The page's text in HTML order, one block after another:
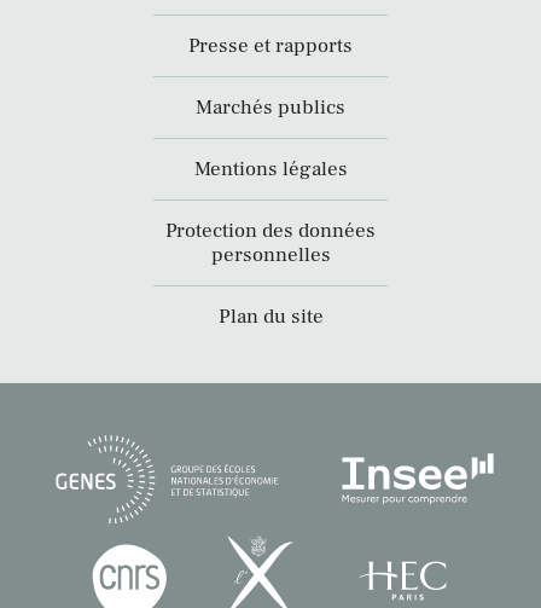
Presse et rapports
Marchés publics
Mentions légales
Protection des données
personnelles
Plan du site